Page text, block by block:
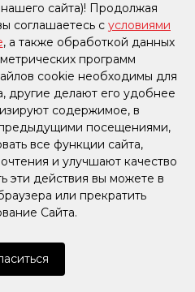
сайта)! Продолжая
соглашаетесь с условиями
, а также обработкой данных
программ
cookie необходимы для
другие делают его удобнее
содержимое, в
посещениями,
все функции сайта,
и улучшают качество
эти действия вы можете в
или прекратить
Сайта.